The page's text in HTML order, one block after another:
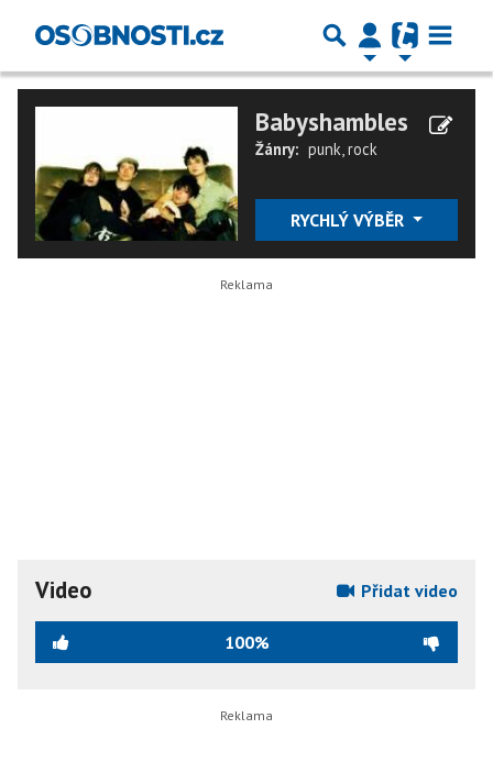
Babyshambles
Žánry: punk,rock
RYCHLÝ VÝBĚR
Video Přidat video
100%